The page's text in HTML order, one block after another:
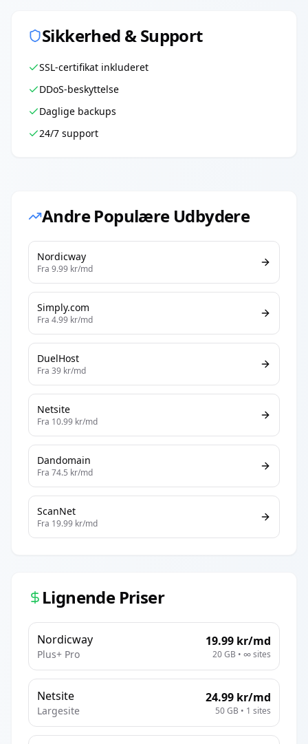
Sikkerhed & Support
SSL-certifikat inkluderet
DDoS-beskyttelse
Daglige backups
24/7 support
Andre Populære Udbydere
Nordicway
Fra 9.99 kr/md
Simply.com
Fra 4.99 kr/md
DuelHost
Fra 39 kr/md
Netsite
Fra 10.99 kr/md
Dandomain
Fra 74.5 kr/md
ScanNet
Fra 19.99 kr/md
Lignende Priser
Nordicway
Plus+ Pro
19.99 kr/md
20 GB • ∞sites
Netsite
Largesite
24.99 kr/md
50 GB • 1 sites